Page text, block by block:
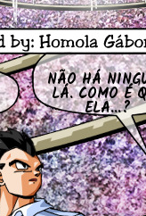
NÃO HÁ
LÁ. COMO É
ELA...?